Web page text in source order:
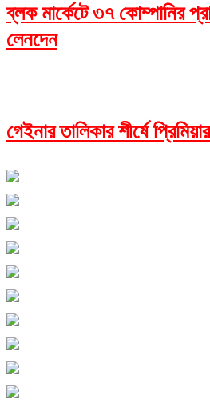
ব্লক মার্কেটে ৩৭ কোম্পানির
লেনদেন
গেইনার তালিকার শীর্ষে